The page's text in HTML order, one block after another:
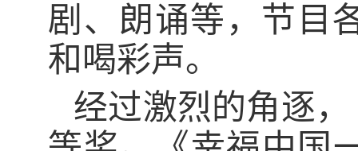
剧、朗诵等，节目
和喝彩声。
经过激烈的角逐